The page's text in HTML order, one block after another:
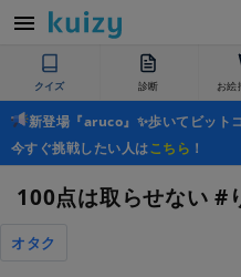
クイズ 診断 お絵
新登場『aruco』✨歩いてビット
今すぐ挑戦したい人はこちら ！
100点は取らせない #
オタク